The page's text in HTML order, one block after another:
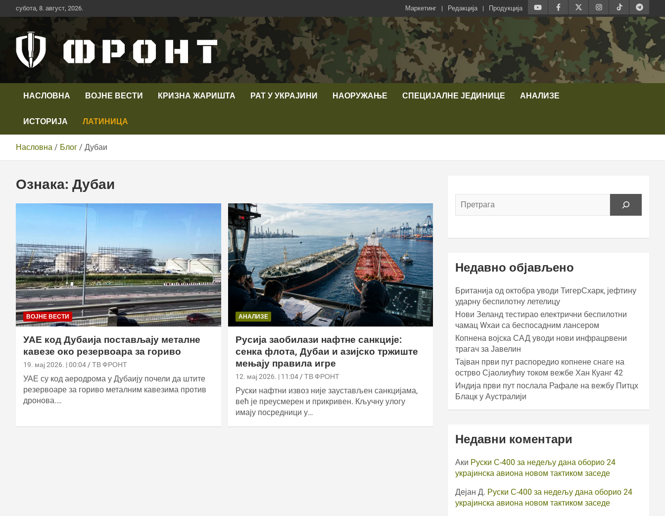
Скип
то
субота, 8. август, 2026. Маркетинг Редакција Продукција
Телевизија ФРОНТ
НАСЛОВНА ВОЈНЕ ВЕСТИ КРИЗНА ЖАРИШТА РАТ У УКРАЈИНИ НАОРУЖАЊЕ СПЕЦИЈАЛНЕ ЈЕДИНИЦЕ АНАЛИЗЕ
ИСТОРИЈА ЛАТИНИЦА
Насловна Блог Дубаи
Ознака: Дубаи
ВОЈНЕ ВЕСТИ
УАЕ код Дубаија постављају металне
кавезе око резервоара за гориво
19. мај 2026. | 00:04 ТВ ФРОНТ
УАЕ су код аеродрома у Дубаију почели да штите
резервоаре за гориво металним кавезима против
дронова.…
АНАЛИЗЕ
Русија заобилази нафтне санкције:
сенка флота, Дубаи и азијско тржиште
мењају правила игре
12. мај 2026. | 11:04 ТВ ФРОНТ
Руски нафтни извоз није заустављен санкцијама,
већ је преусмерен и прикривен. Кључну улогу
имају посредници у…
Недавно објављено
Британија од октобра уводи ТигерСхарк, јефтину
ударну беспилотну летелицу
Нови Зеланд тестирао електрични беспилотни
чамац Wхаи са беспосадним лансером
Копнена војска САД уводи нови инфрацрвени
трагач за Јавелин
Тајван први пут распоредио копнене снаге на
острво Сјаолиућиу током вежбе Хан Куанг 42
Индија први пут послала Рафале на вежбу Питцх
Блацк у Аустралији
Недавни коментари
Аки Руски С-400 за недељу дана оборио 24
украјинска авиона новом тактиком заседе
Дејан Д. Руски С-400 за недељу дана оборио 24
украјинска авиона новом тактиком заседе